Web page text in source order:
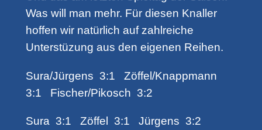
Was will man mehr. Für diesen Knaller
hoffen wir natürlich auf zahlreiche
Unterstüzung aus den eigenen Reihen.
Sura/Jürgens 3:1 Zöffel/Knappmann
3:1 Fischer/Pikosch 3:2
Sura 3:1 Zöffel 3:1 Jürgens 3:2